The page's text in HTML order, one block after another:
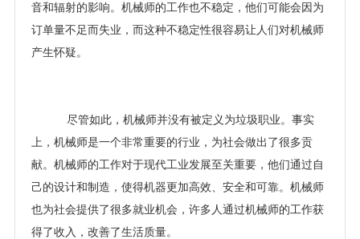
音和辐射的影响。机械师的工作也不稳定，他们可能会因为
订单量不足而失业，而这种不稳定性很容易让人们对机械师
产生怀疑。
尽管如此，机械师并没有被定义为垃圾职业。事实
上，机械师是一个非常重要的行业，为社会做出了很多贡
献。机械师的工作对于现代工业发展至关重要，他们通过自
己的设计和制造，使得机器更加高效、安全和可靠。机械师
也为社会提供了很多就业机会，许多人通过机械师的工作获
得了收入，改善了生活质量。